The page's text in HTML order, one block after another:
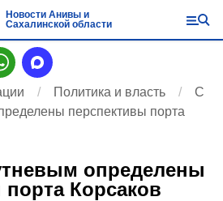
Новости Анивы и
Сахалинской области
Политика и власть
С
перспективы порта
определены
Корсаков